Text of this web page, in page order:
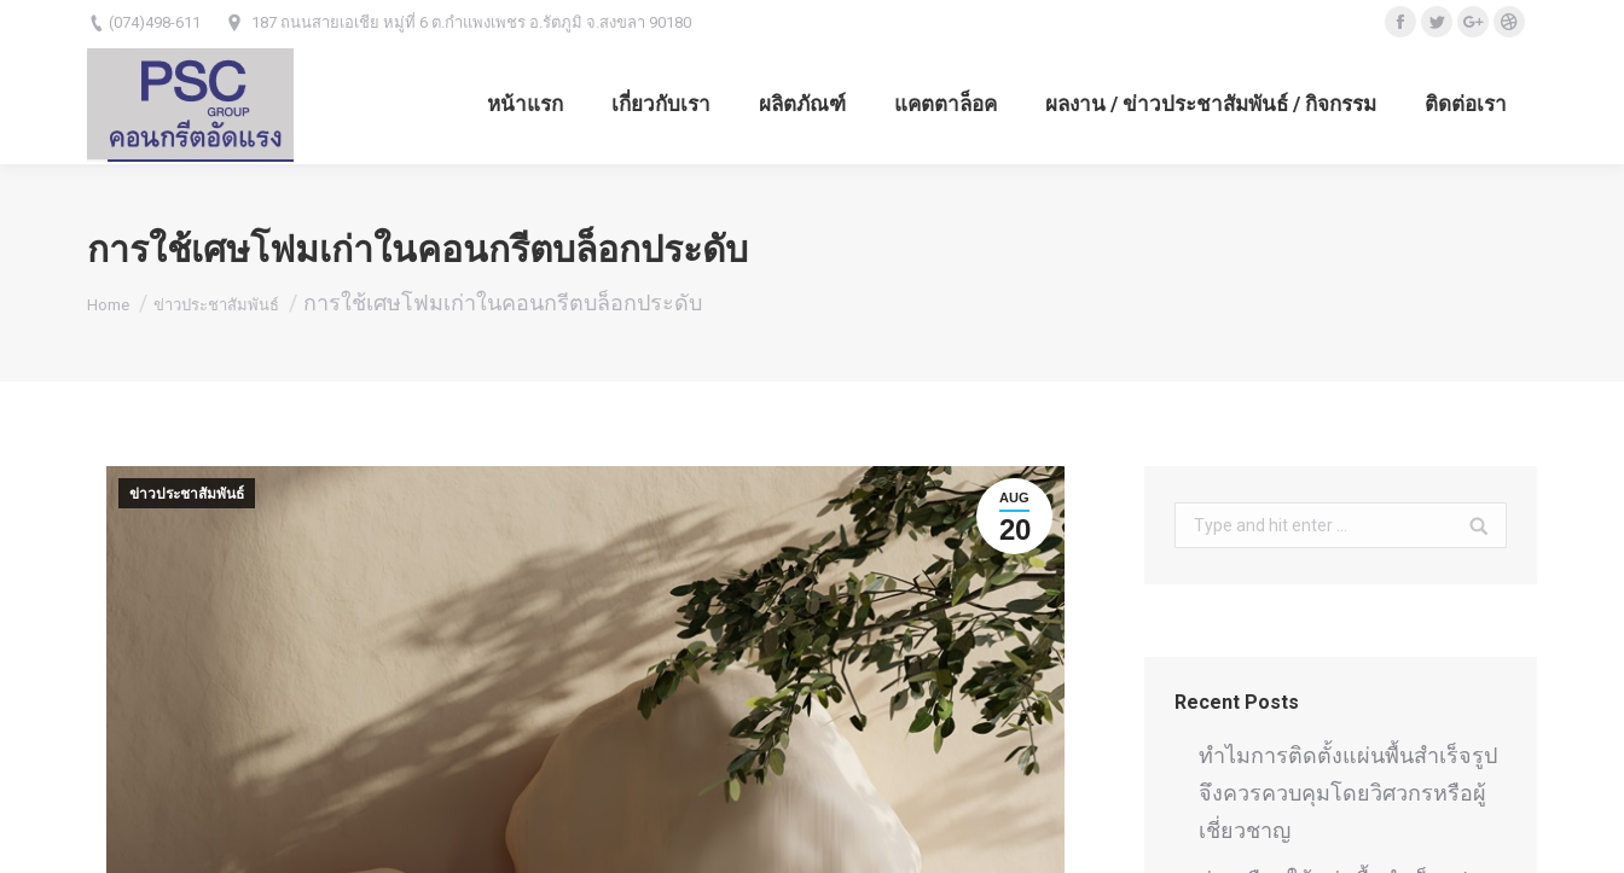
(074)498-611 187 ถนนสายเอเชีย หมู่ที่ 6 ต.กำแพงเพชร อ.รัตภูมิ จ.สงขลา 90180 Facebook
TwitterGoogle+Dribbble
หน้าแรก เกี่ยวกับเรา ผลิตภัณฑ์ แคตตาล็อค ผลงาน / ข่าวประชาสัมพันธ์ / กิจกรรม ติดต่อเรา
การใช้เศษโฟมเก่าในคอนกรีตบล็อกประดับ
Home ข่าวประชาสัมพันธ์ การใช้เศษโฟมเก่าในคอนกรีตบล็อกประดับ
AUG
20
ข่าวประชาสัมพันธ์
Search:
Recent Posts
ทำไมการติดตั้งแผ่นพื้นสำเร็จรูป
จึงควรควบคุมโดยวิศวกรหรือผู้
เชี่ยวชาญ